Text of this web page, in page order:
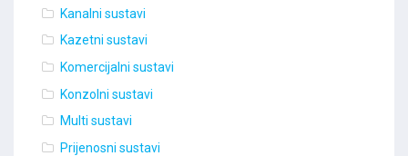
Kanalni sustavi
Kazetni sustavi
Komercijalni sustavi
Konzolni sustavi
Multi sustavi
Prijenosni sustavi